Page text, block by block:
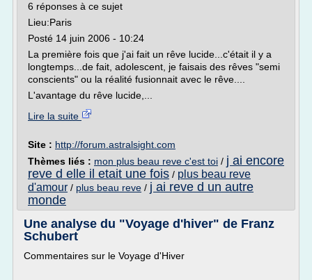
6 réponses à ce sujet
Lieu:Paris
Posté 14 juin 2006 - 10:24
La première fois que j'ai fait un rêve lucide...c'était il y a
longtemps...de fait, adolescent, je faisais des rêves "semi
conscients" ou la réalité fusionnait avec le rêve....
L'avantage du rêve lucide,...
Lire la suite
Site : http://forum.astralsight.com
Thèmes liés : mon plus beau reve c'est toi / j ai encore
reve d elle il etait une fois / plus beau reve
d'amour / plus beau reve / j ai reve d un autre
monde
Une analyse du "Voyage d'hiver" de Franz
Schubert
Commentaires sur le Voyage d'Hiver